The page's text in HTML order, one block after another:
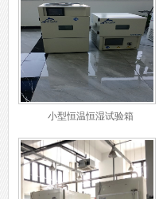
小型恒温恒湿试验箱